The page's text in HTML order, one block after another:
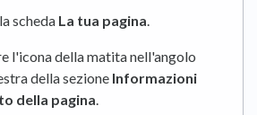
scheda La tua pagina.
l'icona della matita nell'angolo
della sezione Informazioni
della pagina.